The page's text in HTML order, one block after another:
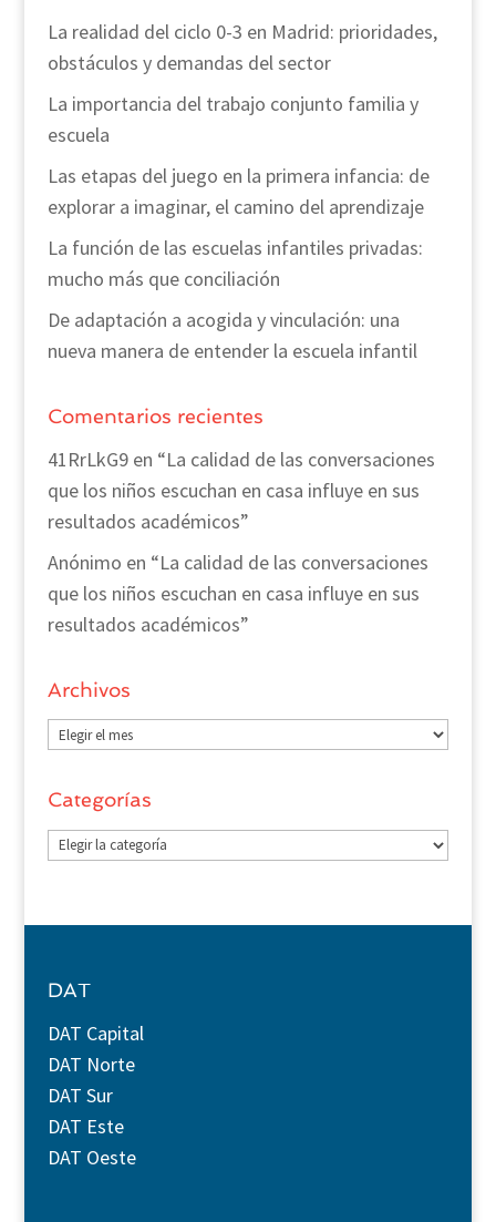
La realidad del ciclo 0-3 en Madrid: prioridades,
obstáculos y demandas del sector
La importancia del trabajo conjunto familia y
escuela
Las etapas del juego en la primera infancia: de
explorar a imaginar, el camino del aprendizaje
La función de las escuelas infantiles privadas:
mucho más que conciliación
De adaptación a acogida y vinculación: una
nueva manera de entender la escuela infantil
Comentarios recientes
41RrLkG9en “La calidad de las conversaciones
que los niños escuchan en casa influye en sus
resultados académicos”
Anónimo en “La calidad de las conversaciones
que los niños escuchan en casa influye en sus
resultados académicos”
Archivos
Archivos
Categorías
Categorías
DAT
DAT Capital
DAT Norte
DAT Sur
DAT Este
DAT Oeste